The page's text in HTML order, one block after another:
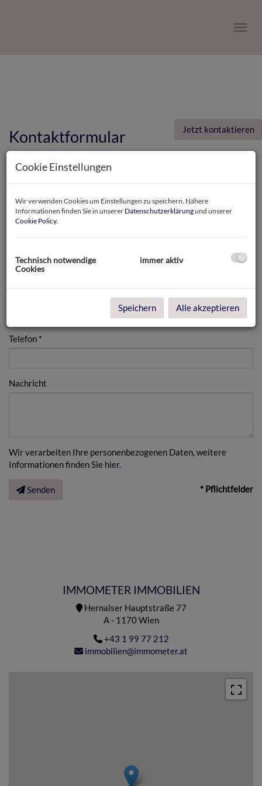
Kontaktformular
E-Mail
Anrede
Telefon
Nachricht
Wir verarbeiten Ihre personenbezogenen Daten, weitere
Informationen finden Sie hier.
Senden * Pflichtfelder
IMMOMETER IMMOBILIEN
Hernalser Hauptstraße 77
A - 1170 Wien
+43 1 99 77 212
immobilien@immometer.at
Jetzt kontaktieren
Cookie Einstellungen
Wir verwenden Cookies um Einstellungen zu speichern. Nähere
Informationen finden Sie in unserer Datenschutzerklärungund unserer
Cookie Policy.
Technisch notwendige
Cookies
immer aktiv
Speichern Alle akzeptieren